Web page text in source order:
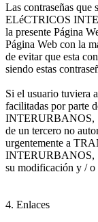
Las contraseñas
ELéCTRICOS
la presente Página
Página Web con la
de evitar que esta
siendo estas
Si el usuario tuviera
facilitadas por parte
INTERURBANOS,
de un tercero no
urgentemente a
INTERURBANOS,
su modificación y / o
4. Enlaces